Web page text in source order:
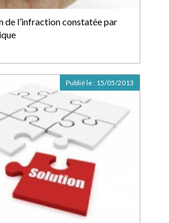
de l’infraction constatée par
Publié le : 15/05/2013